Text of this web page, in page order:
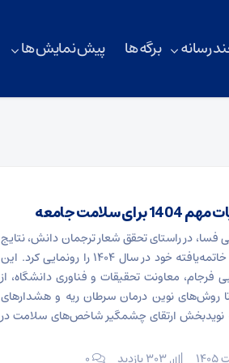
رسانه برگه ها پیش نمایش ها
جامعه
فسا، در راستای تحقق شعار ترجمان دانش، نتایج
مجموعه‌ای از طرح‌های تحقیقاتی خاتمه‌یافته خود در سال 1404 را رونمایی کرد. این
فرجام، معاونت تحقیقات و فناوری دانشگاه، از
روش‌های نوین درمان سرطان ریه و هشدارهای
نویدبخش ارتقای چشمگیر شاخص‌های سلامت در
۰